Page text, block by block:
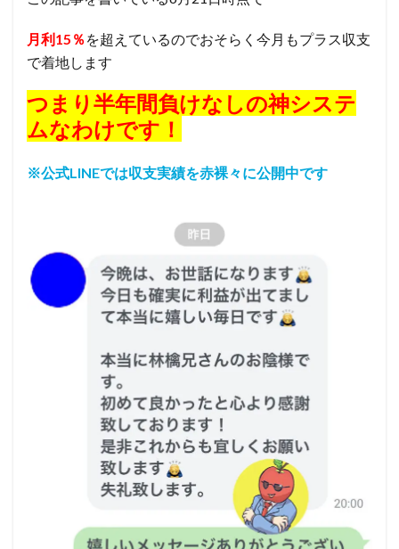
月利15％ を超えているのでおそらく今月もプラス収支
で着地します
つまり半年間負けなしの神システ
ムなわけです！
※公式LINEでは収支実績を赤裸々に公開中です